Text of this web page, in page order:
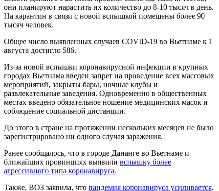
они планируют нарастить их количество до 8-10 тысяч в день.
На карантин в связи с новой вспышкой помещены более 90
тысяч человек.
Общее число выявленных случаев COVID-19 во Вьетнаме к 1
августа достигло 586.
Из-за новой вспышки коронавирусной инфекции в крупных
городах Вьетнама введен запрет на проведение всех массовых
мероприятий, закрыты бары, ночные клубы и
развлекательные заведения. Одновременно в общественных
местах введено обязательное ношение медицинских масок и
соблюдение социальной дистанции.
До этого в стране на протяжении нескольких месяцев не было
зарегистрировано ни одного случая заражения.
Ранее сообщалось, что в городе Дананге во Вьетнаме и
ближайших провинциях выявили вспышку более
агрессивного типа коронавируса.
Также, ВОЗ заявила, что пандемия коронавируса усиливается.